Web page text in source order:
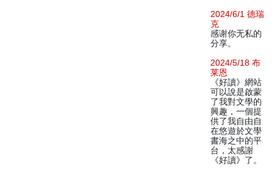
2024/6/1 德瑞
克
感谢你无私的
分享。
2024/5/18 布
莱恩
《好讀》網站
可以說是啟蒙
了我對文學的
興趣，一個提
供了我自由自
在悠遊於文學
書海之中的平
台，太感謝
《好讀》了。